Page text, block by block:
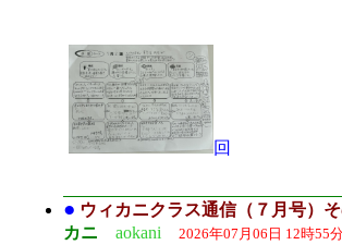
回
● ウィカニクラス通信（７月号）そ
カニ
aokani 2026年07月06日 12時55